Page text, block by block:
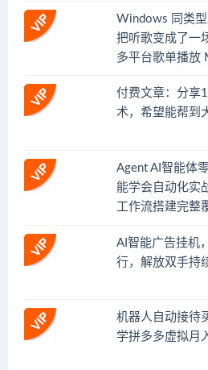
Windows 同类型
把听歌变成了一
多平台歌单播放
付费文章：分享
术，希望能帮到
Agent AI智能体
能学会自动化实
工作流搭建完整
AI智能广告挂机
行，解放双手持
机器人自动接待
学拼多多虚拟月